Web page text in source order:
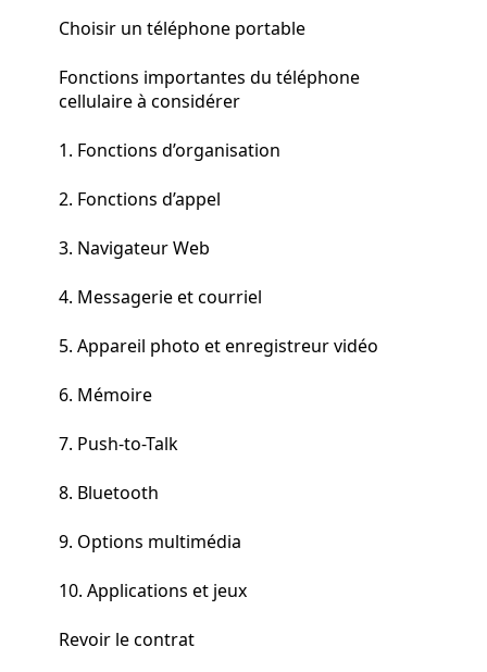
Choisir un téléphone portable
Fonctions importantes du téléphone
cellulaire à considérer
1. Fonctions d’organisation
2. Fonctions d’appel
3. Navigateur Web
4. Messagerie et courriel
5. Appareil photo et enregistreur vidéo
6. Mémoire
7. Push-to-Talk
8. Bluetooth
9. Options multimédia
10. Applications et jeux
Revoir le contrat